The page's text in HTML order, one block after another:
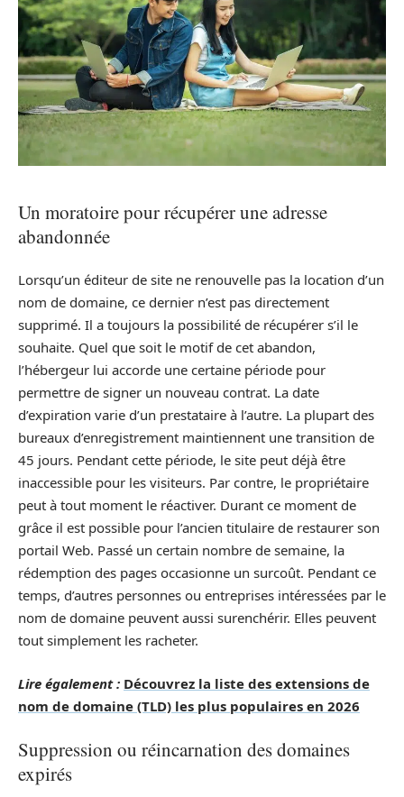
Un moratoire pour récupérer une adresse
abandonnée
Lorsqu’un éditeur de site ne renouvelle pas la location d’un
nom de domaine, ce dernier n’est pas directement
supprimé. Il a toujours la possibilité de récupérer s’il le
souhaite. Quel que soit le motif de cet abandon,
l’hébergeur lui accorde une certaine période pour
permettre de signer un nouveau contrat. La date
d’expiration varie d’un prestataire à l’autre. La plupart des
bureaux d’enregistrement maintiennent une transition de
45 jours. Pendant cette période, le site peut déjà être
inaccessible pour les visiteurs. Par contre, le propriétaire
peut à tout moment le réactiver. Durant ce moment de
grâce il est possible pour l’ancien titulaire de restaurer son
portail Web. Passé un certain nombre de semaine, la
rédemption des pages occasionne un surcoût. Pendant ce
temps, d’autres personnes ou entreprises intéressées par le
nom de domaine peuvent aussi surenchérir. Elles peuvent
tout simplement les racheter.
Lire également : Découvrez la liste des extensions de
nom de domaine (TLD) les plus populaires en 2026
Suppression ou réincarnation des domaines
expirés